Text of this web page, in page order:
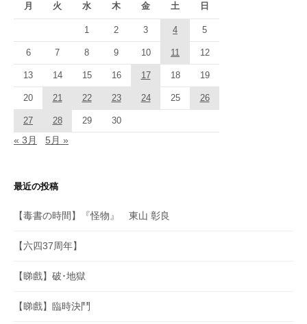
月 火 水 木 金 土 日
1 2 3 4 5
6 7 8 9 10 11 12
13 14 15 16 17 18 19
20 21 22 23 24 25 26
27 28 29 30
« 3月 5月 »
最近の投稿
【毒書の時間】『怪物』 東山 彰良
【六四37周年】
【睇戲】破･地獄
【睇戲】臨時決鬥